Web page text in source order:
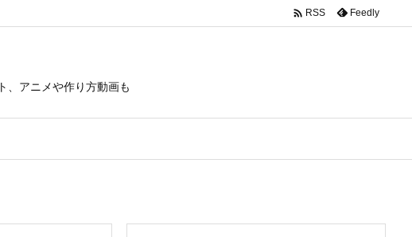
、アニメや作り方動画も
 RSS Feedly